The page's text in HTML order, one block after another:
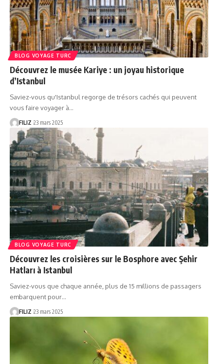
BLOG VOYAGE TURC
Découvrez le musée Kariye : un joyau historique
d’Istanbul
Saviez-vous qu'Istanbul regorge de trésors cachés qui peuvent
vous faire voyager à…
FILIZ 23 mars 2025
BLOG VOYAGE TURC
Découvrez les croisières sur le Bosphore avec Şehir
Hatları à Istanbul
Saviez-vous que chaque année, plus de 15 millions de passagers
embarquent pour…
FILIZ 23 mars 2025